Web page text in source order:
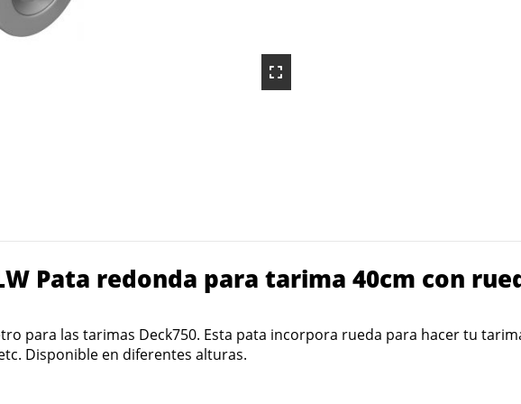
Pata redonda para tarima 40cm con
para las tarimas Deck750. Esta pata incorpora rueda para hacer tu
Disponible en diferentes alturas.